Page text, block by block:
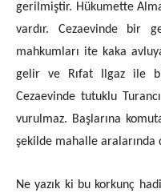
gerilmiştir. Hükumette
vardır. Cezaevinde bir
mahkumları ite kaka
gelir ve Rıfat Ilgaz ile
Cezaevinde tutuklu
vurulmaz. Başlarına
şekilde mahalle aralarında
Ne yazık ki bu korkunç